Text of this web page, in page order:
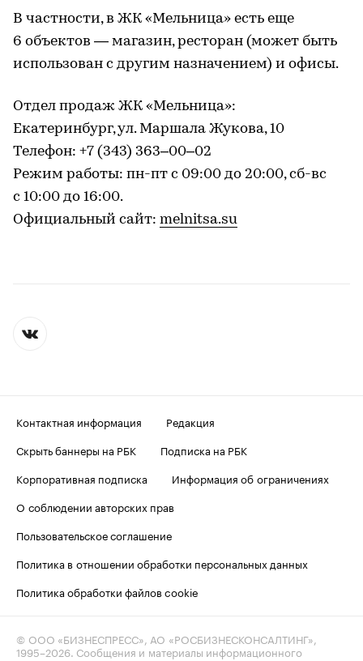
В частности, в ЖК «Мельница» есть еще
6 объектов — магазин, ресторан (может быть
использован с другим назначением) и офисы.
Отдел продаж ЖК «Мельница»:
Екатеринбург, ул. Маршала Жукова, 10
Телефон: +7 (343) 363–00–02
Режим работы: пн-пт с 09:00 до 20:00, сб-вс
с 10:00 до 16:00.
Официальный сайт: melnitsa.su
Контактная информация
Редакция
Скрыть баннеры на РБК
Подписка на РБК
Корпоративная подписка
Информация об ограничениях
О соблюдении авторских прав
Пользовательское соглашение
Политика в отношении обработки персональных данных
Политика обработки файлов cookie
© ООО «БИЗНЕСПРЕСС», АО «РОСБИЗНЕСКОНСАЛТИНГ»,
1995–2026. Сообщения и материалы информационного